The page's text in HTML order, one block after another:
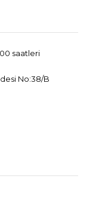
saatleri
No:38/B